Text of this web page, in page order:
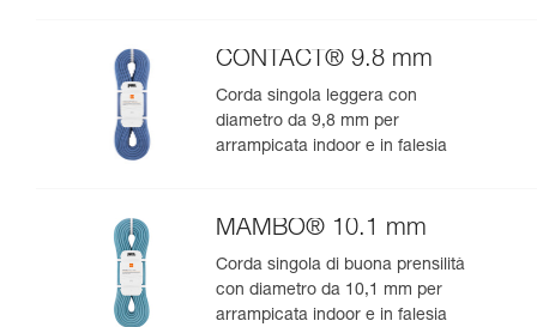
CONTACT® 9.8 mm
Corda singola leggera con
diametro da 9,8 mm per
arrampicata indoor e in falesia
MAMBO® 10.1 mm
Corda singola di buona prensilità
con diametro da 10,1 mm per
arrampicata indoor e in falesia